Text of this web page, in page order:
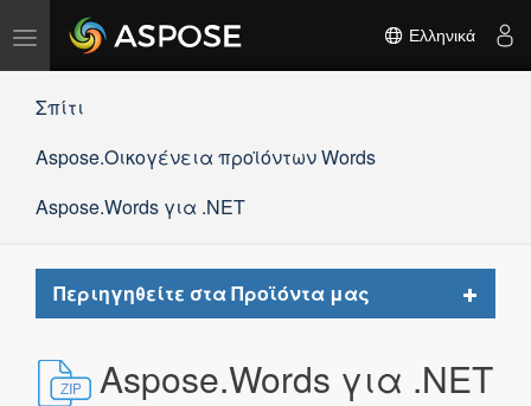
Εναλλαγή
πλοήγησης
Ελληνικά
Σπίτι
Aspose.Οικογένεια προϊόντων Words
Aspose.Words για .NET
Περιηγηθείτε στα Προϊόντα μας
Toggle
Aspose.Words για .NET